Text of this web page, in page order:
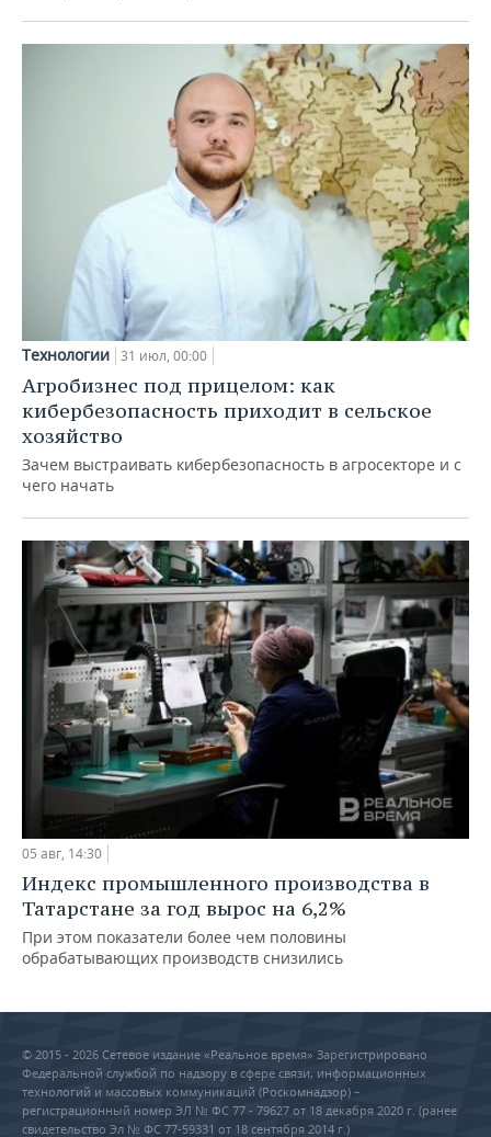
Технологии 31 июл, 00:00
Агробизнес под прицелом: как
кибербезопасность приходит в сельское
хозяйство
Зачем выстраивать кибербезопасность в агросекторе и с
чего начать
05 авг, 14:30
Индекс промышленного производства в
Татарстане за год вырос на 6,2%
При этом показатели более чем половины
обрабатывающих производств снизились
© 2015 - 2026 Сетевое издание «Реальное время» Зарегистрировано
Федеральной службой по надзору в сфере связи, информационных
технологий и массовых коммуникаций (Роскомнадзор) –
регистрационный номер ЭЛ № ФС 77 - 79627 от 18 декабря 2020 г. (ранее
свидетельство Эл № ФС 77-59331 от 18 сентября 2014 г.)